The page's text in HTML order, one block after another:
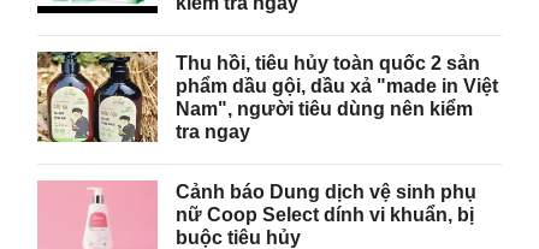
Thu hồi, tiêu hủy toàn quốc 2 sản
phẩm dầu gội, dầu xả "made in Việt
Nam", người tiêu dùng nên kiểm
tra ngay
Cảnh báo Dung dịch vệ sinh phụ
nữ Coop Select dính vi khuẩn, bị
buộc tiêu hủy